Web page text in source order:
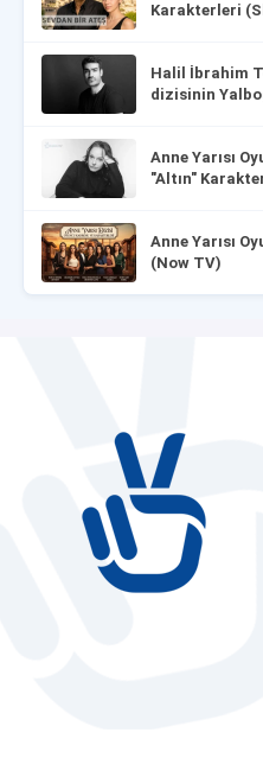
Karakterleri
Halil İbrahim
dizisinin
Anne Yarısı
"Altın"
Anne Yarısı
(Now TV)